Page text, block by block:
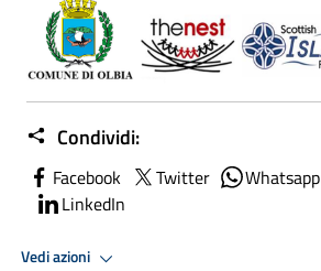
Condividi:
Facebook Twitter Whatsapp
LinkedIn
Vedi azioni